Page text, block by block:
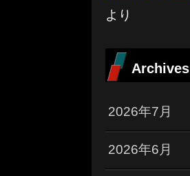
より
Archives
2026年7月
2026年6月